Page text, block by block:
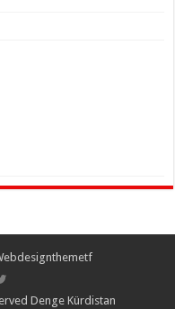
themetf
Denge Kürdistan